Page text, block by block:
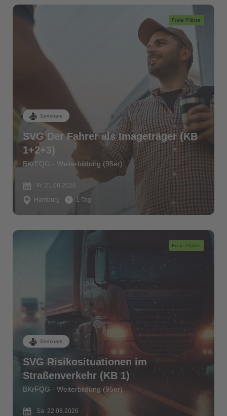
Freie Plätze
Seminare
SVG Der Fahrer als Imageträger (KB
1+2+3)
BKrFQG - Weiterbildung (95er)
Fr. 21.08.2026
Hamburg
1 Tag
Freie Plätze
Seminare
SVG Risikosituationen im
Straßenverkehr (KB 1)
BKrFQG - Weiterbildung (95er)
Sa. 22.08.2026